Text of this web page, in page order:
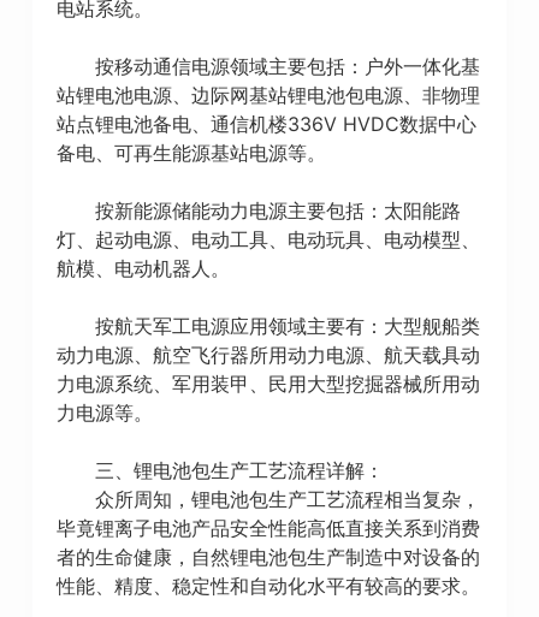
电站系统。
按移动通信电源领域主要包括：户外一体化基
站锂电池电源、边际网基站锂电池包电源、非物理
站点锂电池备电、通信机楼336V HVDC数据中心
备电、可再生能源基站电源等。
按新能源储能动力电源主要包括：太阳能路
灯、起动电源、电动工具、电动玩具、电动模型、
航模、电动机器人。
按航天军工电源应用领域主要有：大型舰船类
动力电源、航空飞行器所用动力电源、航天载具动
力电源系统、军用装甲、民用大型挖掘器械所用动
力电源等。
三、锂电池包生产工艺流程详解：
众所周知，锂电池包生产工艺流程相当复杂，
毕竟锂离子电池产品安全性能高低直接关系到消费
者的生命健康，自然锂电池包生产制造中对设备的
性能、精度、稳定性和自动化水平有较高的要求。